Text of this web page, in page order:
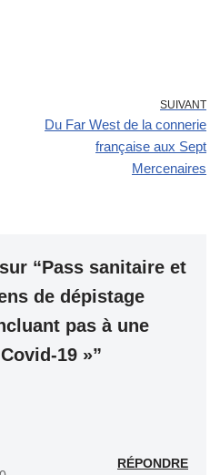
SUIVANT
Du Far West de la connerie
française aux Sept
Mercenaires
“Pass sanitaire et
de dépistage
pas à une
19 »”
RÉPONDRE